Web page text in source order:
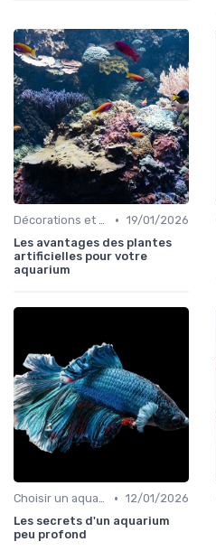
Décorations et plantes • 19/01/2026
Les avantages des plantes
artificielles pour votre
aquarium
Choisir un aquarium • 12/01/2026
Les secrets d'un aquarium
peu profond